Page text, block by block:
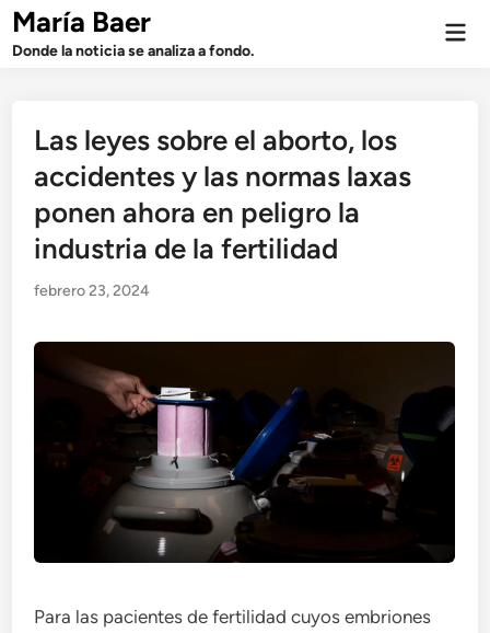
Saltar
contenido
María Baer
Donde la noticia se analiza a fondo.
Las leyes sobre el aborto, los
accidentes y las normas laxas
ponen ahora en peligro la
industria de la fertilidad
febrero 23, 2024
Para las pacientes de fertilidad cuyos embriones